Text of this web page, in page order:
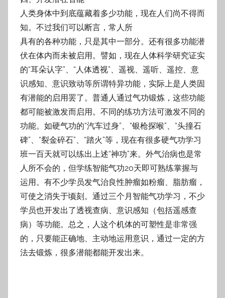
人类身体中到底蕴藏着多少功能，现在人们尚不得而
知。不过我们可以断言，常人所
具有的各种功能，只是其中一部分。还有很多功能潜
伏在体内而未被启用。譬如，现在人 体科学研究证实
的“耳朵认字”、“人体透视”、遥视、遥听、遥控、意
识感知、意识致动等所谓特异功能，实际上是人类固
有潜能的启用罢了。普通人通过气功锻炼，这些功能
都可能被激发而启用。不同的练功方法可激发不同的
功能。如硬气功的“汽车过身”、“银枪探喉”、“头撞石
碑”、“裂金碎石”、“踏火”等，现在有很多硬气功学习
班一百天就可以练出上述“神功”来。外气治病也是常
人所不会的，但学练智能气功20天即可熟练掌握与
运用。有不少学员发气治良性肿瘤如粉瘤、脂肪瘤，
可使之消失于顷刻。通过三个月智能气功学习，不少
学员也开发出了透视查病、意识感知（包括遥感查
病）等功能。 总之，人这个机体的可塑性是非常强
的，只要能正确地、主动地运用意识，通过一定的方
法去锻炼，很多潜能都能开发出来。